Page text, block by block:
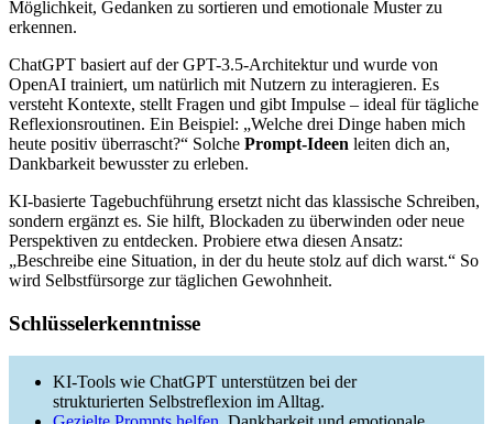
Möglichkeit, Gedanken zu sortieren und emotionale Muster zu
erkennen.
ChatGPT basiert auf der GPT-3.5-Architektur und wurde von
OpenAI trainiert, um natürlich mit Nutzern zu interagieren. Es
versteht Kontexte, stellt Fragen und gibt Impulse – ideal für tägliche
Reflexionsroutinen. Ein Beispiel: „Welche drei Dinge haben mich
heute positiv überrascht?“ Solche Prompt-Ideen leiten dich an,
Dankbarkeit bewusster zu erleben.
KI-basierte Tagebuchführung ersetzt nicht das klassische Schreiben,
sondern ergänzt es. Sie hilft, Blockaden zu überwinden oder neue
Perspektiven zu entdecken. Probiere etwa diesen Ansatz:
„Beschreibe eine Situation, in der du heute stolz auf dich warst.“ So
wird Selbstfürsorge zur täglichen Gewohnheit.
Schlüsselerkenntnisse
KI-Tools wie ChatGPT unterstützen bei der
strukturierten Selbstreflexion im Alltag.